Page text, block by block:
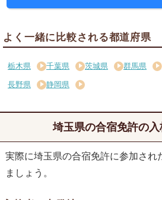
よく一緒に比較される都道府県
栃木県 千葉県 茨城県 群馬県
長野県 静岡県
埼玉県の合宿免許の入
実際に埼玉県の合宿免許に参加され
ましょう。